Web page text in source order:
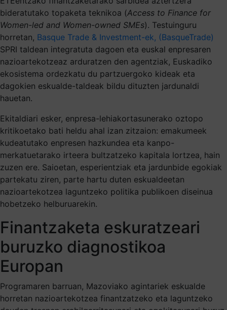
bideratutako topaketa teknikoa (Access to Finance for
Women-led and Women-owned SMEs). Testuinguru
horretan, Basque Trade & Investment-ek, (BasqueTrade)
SPRI taldean integratuta dagoen eta euskal enpresaren
nazioartekotzeaz arduratzen den agentziak, Euskadiko
ekosistema ordezkatu du partzuergoko kideak eta
dagokien eskualde-taldeak bildu dituzten jardunaldi
hauetan.
Ekitaldiari esker, enpresa-lehiakortasunerako oztopo
kritikoetako bati heldu ahal izan zitzaion: emakumeek
kudeatutako enpresen hazkundea eta kanpo-
merkatuetarako irteera bultzatzeko kapitala lortzea, hain
zuzen ere. Saioetan, esperientziak eta jardunbide egokiak
partekatu ziren, parte hartu duten eskualdeetan
nazioartekotzea laguntzeko politika publikoen diseinua
hobetzeko helburuarekin.
Finantzaketa eskuratzeari
buruzko diagnostikoa
Europan
Programaren barruan, Mazoviako agintariek eskualde
horretan nazioartekotzea finantzatzeko eta laguntzeko